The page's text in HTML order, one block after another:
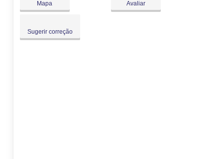
Mapa Avaliar
Sugerir correção